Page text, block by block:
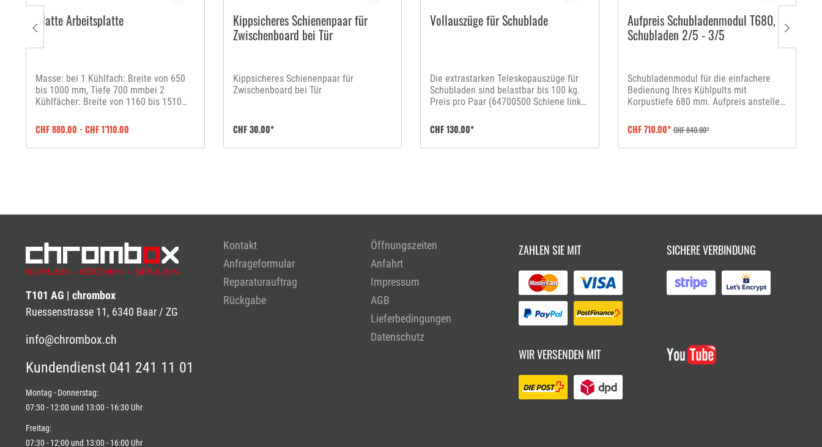
Glatte Arbeitsplatte
Masse: bei 1 Kühlfach: Breite von 650
bis 1000 mm, Tiefe 700 mmbei 2
Kühlfächer: Breite von 1160 bis 1510
Breite von 1740 bis 2090 mm, Tiefe 700
mmbei 4 Kühlfächer: Breite von 2320
bis 2670 mm, Tiefe 700 mm
CHF 880.00 - CHF 1’110.00
Kippsicheres Schienenpaar für
Zwischenboard bei Tür
Kippsicheres Schienenpaar für
Zwischenboard bei Tür
CHF 30.00*
Vollauszüge für Schublade
Die extrastarken Teleskopauszüge für
Schubladen sind belastbar bis 100 kg.
Preis pro Paar (64700500 Schiene links
CHF 130.00*
Aufpreis Schubladenmodul T680, 2
Schubladen 2/5 - 3/5
Schubladenmodul für die einfachere
Bedienung Ihres Kühlpults mit
Korpustiefe 680 mm. Aufpreis anstelle
Höhenverhältnis 2/5 zu 3/5. Bitte geben
Sie bei der Bestellung an, ob die höhere
Schublade oben oder unten platziert
CHF 710.00*CHF 840.00*
T101 AG | chrombox
Ruessenstrasse 11, 6340 Baar / ZG
info@chrombox.ch
Kundendienst 041 241 11 01
Montag - Donnerstag:
07:30 - 12:00 und 13:00 - 16:30 Uhr
Freitag:
07:30 - 12:00 und 13:00 - 16:00 Uhr
Kontakt
Anfrageformular
Reparaturauftrag
Rückgabe
Öffnungszeiten
Anfahrt
Impressum
AGB
Lieferbedingungen
Datenschutz
ZAHLEN SIE MIT
WIR VERSENDEN MIT
SICHERE VERBINDUNG